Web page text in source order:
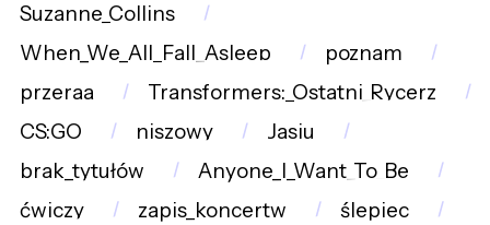
Suzanne_Collins
When_We_All_Fall_Asleep
poznam
przeraa
Transformers:_Ostatni_Rycerz
CS:GO
niszowy
Jasiu
brak_tytułów
Anyone_I_Want_To_Be
ćwiczy
zapis_koncertw
ślepiec